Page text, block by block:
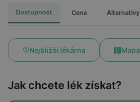
Dostupnost Cena Alternativy
Nejbližší lékárna Mapa
Jak chcete lék získat?